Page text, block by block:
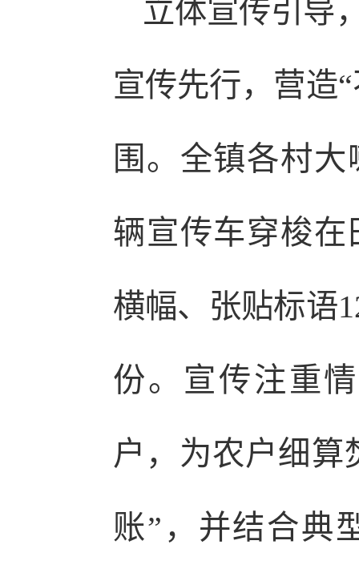
立体宣传引导
宣传先行，营造
围。全镇各村
辆宣传车穿梭
横幅、张贴标语
份。宣传注重
户，为农户细算
账”，并结合典